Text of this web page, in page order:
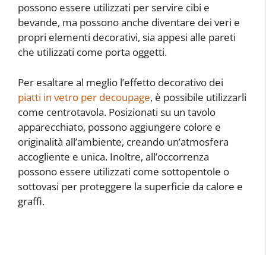
possono essere utilizzati per servire cibi e
bevande, ma possono anche diventare dei veri e
propri elementi decorativi, sia appesi alle pareti
che utilizzati come porta oggetti.
Per esaltare al meglio l’effetto decorativo dei
piatti in vetro per decoupage, è possibile utilizzarli
come centrotavola. Posizionati su un tavolo
apparecchiato, possono aggiungere colore e
originalità all’ambiente, creando un’atmosfera
accogliente e unica. Inoltre, all’occorrenza
possono essere utilizzati come sottopentole o
sottovasi per proteggere la superficie da calore e
graffi.